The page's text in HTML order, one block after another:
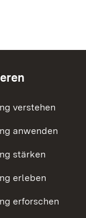
verstehen
anwenden
stärken
erleben
erforschen